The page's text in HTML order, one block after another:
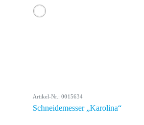
Artikel-Nr.: 0015634
Schneidemesser „Karolina“